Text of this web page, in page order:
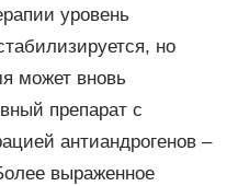
уровень
но
может вновь
препарат с
антиандрогенов –
выраженное